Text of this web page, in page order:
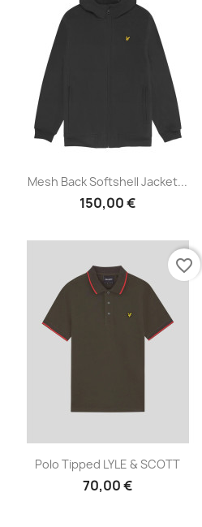
Vista rápida
Mesh Back Softshell Jacket...
150,00 €
Vista rápida
Polo Tipped LYLE & SCOTT
70,00 €
favorite_border